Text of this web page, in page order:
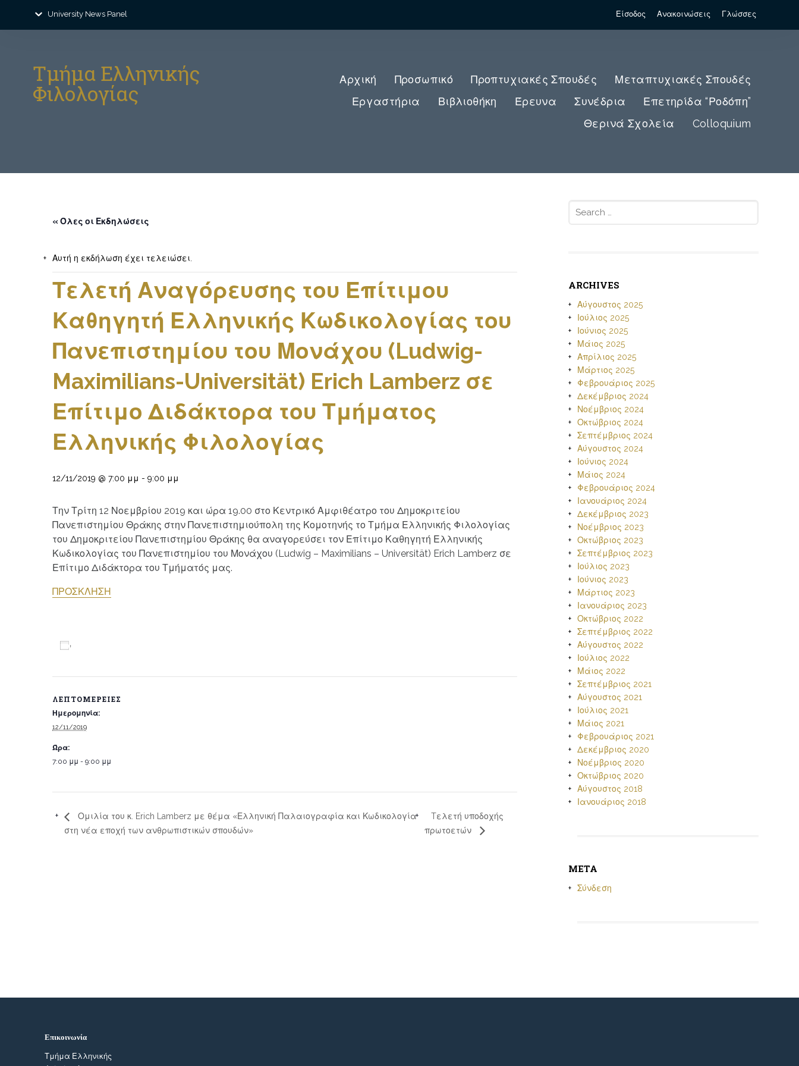
University News Panel Είσοδος Ανακοινώσεις Γλώσσες
Τμήμα Ελληνικής
Φιλολογίας
Αρχική Προσωπικό Προπτυχιακές Σπουδές
Μεταπτυχιακές Σπουδές
Εργαστήρια
Βιβλιοθήκη Έρευνα Συνέδρια
Επετηρίδα “Ροδόπη”
Θερινά Σχολεία
Colloquium
« Όλες οι Εκδηλώσεις
Αυτή η εκδήλωση έχει τελειώσει.
Τελετή Αναγόρευσης του Επίτιμου
Καθηγητή Ελληνικής Κωδικολογίας του
Πανεπιστημίου του Μονάχου (Ludwig-
Maximilians-Universität) Erich Lamberz σε
Επίτιμο Διδάκτορα του Τμήματος
Ελληνικής Φιλολογίας
12/11/2019 @ 7:00 μμ -9:00 μμ
Την Τρίτη 12 Νοεμβρίου 2019 και ώρα 19.00 στο Κεντρικό Αμφιθέατρο του Δημοκριτείου
Πανεπιστημίου Θράκης στην Πανεπιστημιούπολη της Κομοτηνής το Τμήμα Ελληνικής Φιλολογίας
του Δημοκριτείου Πανεπιστημίου Θράκης θα αναγορεύσει τον Επίτιμο Καθηγητή Ελληνικής
Κωδικολογίας του Πανεπιστημίου του Μονάχου (Ludwig – Maximilians – Universität) Erich Lamberz σε
Επίτιμο Διδάκτορα του Τμήματός μας.
ΠΡΟΣΚΛΗΣΗ
ΛΕΠΤΟΜΈΡΕΙΕΣ
Ημερομηνία:
12/11/2019
Ώρα:
7:00 μμ - 9:00 μμ
Ομιλία του κ. Erich Lamberz με θέμα «Ελληνική Παλαιογραφία και Κωδικολογία
στη νέα εποχή των ανθρωπιστικών σπουδών»
Tελετή υποδοχής
πρωτοετών
ARCHIVES
Αύγουστος 2025
Ιούλιος 2025
Ιούνιος 2025
Μάιος 2025
Απρίλιος 2025
Μάρτιος 2025
Φεβρουάριος 2025
Δεκέμβριος 2024
Νοέμβριος 2024
Οκτώβριος 2024
Σεπτέμβριος 2024
Αύγουστος 2024
Ιούνιος 2024
Μάιος 2024
Φεβρουάριος 2024
Ιανουάριος 2024
Δεκέμβριος 2023
Νοέμβριος 2023
Οκτώβριος 2023
Σεπτέμβριος 2023
Ιούλιος 2023
Ιούνιος 2023
Μάρτιος 2023
Ιανουάριος 2023
Οκτώβριος 2022
Σεπτέμβριος 2022
Αύγουστος 2022
Ιούλιος 2022
Μάιος 2022
Σεπτέμβριος 2021
Αύγουστος 2021
Ιούλιος 2021
Μάιος 2021
Φεβρουάριος 2021
Δεκέμβριος 2020
Νοέμβριος 2020
Οκτώβριος 2020
Αύγουστος 2018
Ιανουάριος 2018
META
Σύνδεση
Επικοινωνία
Τμήμα Ελληνικής